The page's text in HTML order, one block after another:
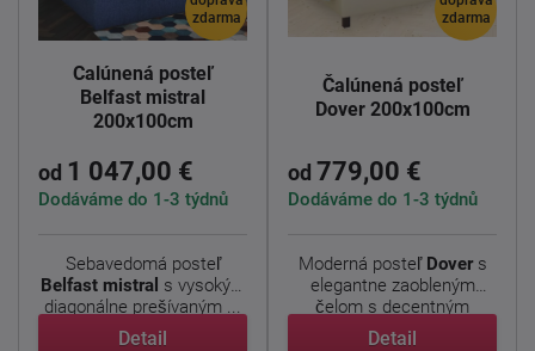
zdarma
Čalúnená posteľ
Belfast mistral
200x100cm
od 1 047,00 €
Dodáváme do 1-3 týdnů
Sebavedomá posteľ
Belfast mistral s vysokým
diagonálne prešívaným ...
Detail
zdarma
Čalúnená posteľ
Dover 200x100cm
od 779,00 €
Dodáváme do 1-3 týdnů
Moderná posteľ Dovers
elegantne zaobleným
čelom s decentným
prešitím ...
Detail